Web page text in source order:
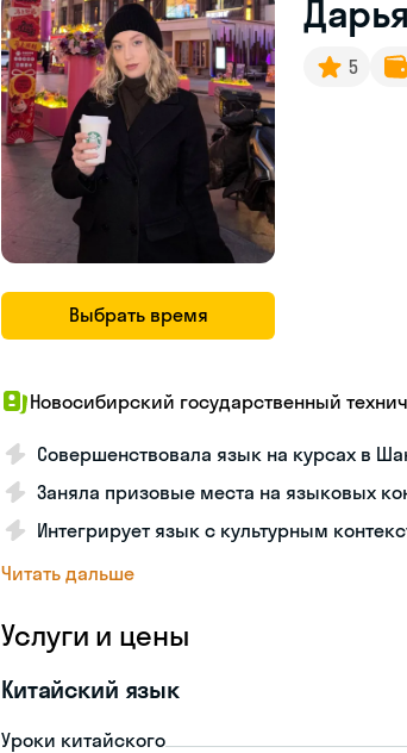
Выбрать время
Дарья
5
Новосибирский государственный
Совершенствовала язык на курсах в
Заняла призовые места на языковых
Интегрирует язык с культурным
Читать дальше
Услуги и цены
Китайский язык
Уроки китайского